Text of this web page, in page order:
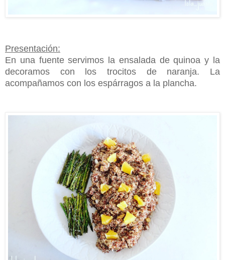
Presentación:
En una fuente servimos la ensalada de quinoa y la
decoramos con los trocitos de naranja. La
acompañamos con los espárragos a la plancha.